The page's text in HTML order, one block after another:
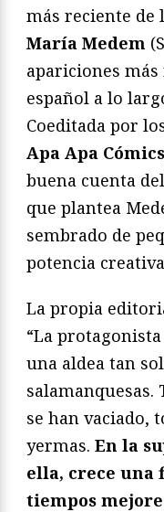
más reciente
María Medem
apariciones
español a lo
Coeditada por
Apa Apa Cómics
buena cuenta
que plantea
sembrado de
potencia
La propia
“La
una aldea tan
salamanquesas.
se han vaciado,
yermas. En la
ella, crece una
tiempos